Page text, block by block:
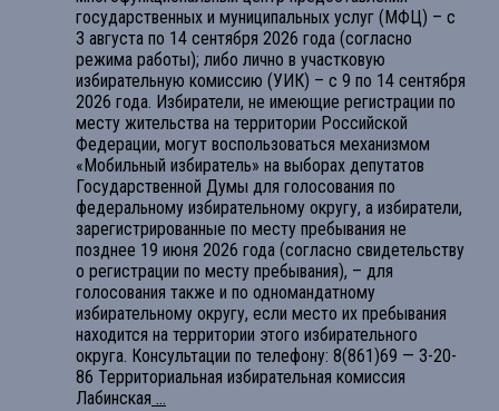
государственных и муниципальных услуг (МФЦ) – с
3 августа по 14 сентября 2026 года (согласно
режима работы); либо лично в участковую
избирательную комиссию (УИК) – с 9 по 14 сентября
2026 года. Избиратели, не имеющие регистрации по
месту жительства на территории Российской
Федерации, могут воспользоваться механизмом
«Мобильный избиратель» на выборах депутатов
Государственной Думы для голосования по
федеральному избирательному округу, а избиратели,
зарегистрированные по месту пребывания не
позднее 19 июня 2026 года (согласно свидетельству
о регистрации по месту пребывания), – для
голосования также и по одномандатному
избирательному округу, если место их пребывания
находится на территории этого избирательного
округа. Консультации по телефону: 8(861)69 — 3-20-
86 Территориальная избирательная комиссия
Лабинская ...